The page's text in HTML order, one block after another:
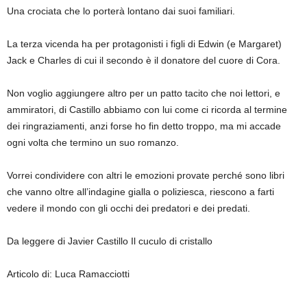
Una crociata che lo porterà lontano dai suoi familiari.
La terza vicenda ha per protagonisti i figli di Edwin (e Margaret)
Jack e Charles di cui il secondo è il donatore del cuore di Cora.
Non voglio aggiungere altro per un patto tacito che noi lettori, e
ammiratori, di Castillo abbiamo con lui come ci ricorda al termine
dei ringraziamenti, anzi forse ho fin detto troppo, ma mi accade
ogni volta che termino un suo romanzo.
Vorrei condividere con altri le emozioni provate perché sono libri
che vanno oltre all’indagine gialla o poliziesca, riescono a farti
vedere il mondo con gli occhi dei predatori e dei predati.
Da leggere di Javier Castillo Il cuculo di cristallo
Articolo di: Luca Ramacciotti